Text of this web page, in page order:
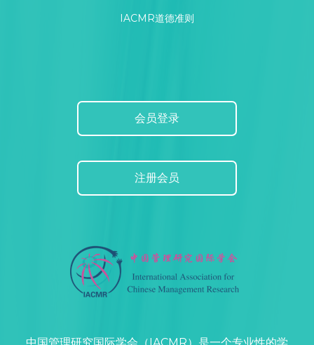
IACMR道德准则
会员登录
注册会员
中国管理研究国际学会（IACMR）是一个专业性的学